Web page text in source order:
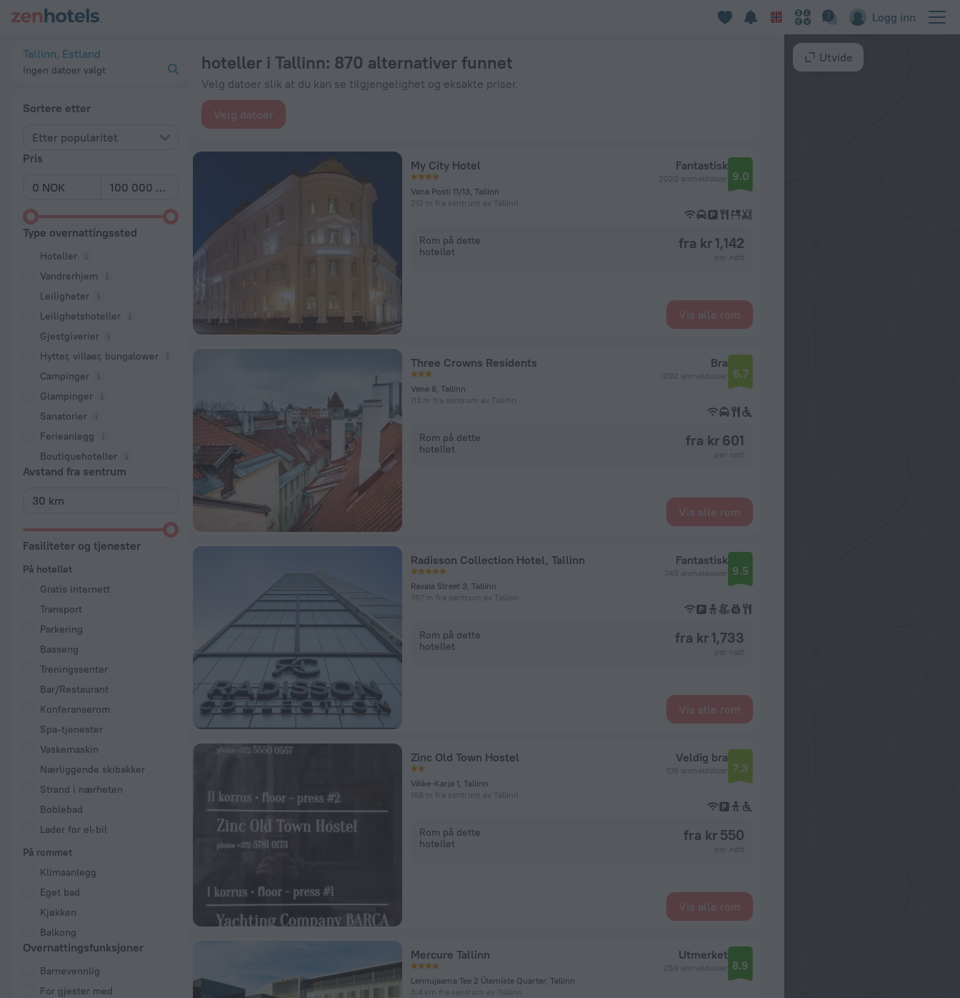
Logg inn
Tallinn, Estland
Ingen datoer valgt
Sortere etter
Etter popularitet
Pris
Type overnattingssted
Hoteller
Vandrerhjem
Leiligheter
Leilighetshoteller
Gjestgiverier
Hytter, villaer, bungalower
Campinger
Glampinger
Sanatorier
Ferieanlegg
Boutiquehoteller
Avstand fra sentrum
Fasiliteter og tjenester
På hotellet
Gratis internett
Transport
Parkering
Basseng
Treningssenter
Bar/Restaurant
Konferanserom
Spa-tjenester
Vaskemaskin
Nærliggende skibakker
Strand i nærheten
Boblebad
Lader for el-bil
På rommet
Klimaanlegg
Eget bad
Kjøkken
Balkong
Overnattingsfunksjoner
Barnevennlig
For gjester med
hoteller i Tallinn: 870 alternativer funnet
Velg datoer slik at du kan se tilgjengelighet og eksakte priser.
Velg datoer
My City Hotel
Vana Posti 11/13, Tallinn
212 m fra sentrum av Tallinn
Fantastisk
2020 anmeldelser 9.0
Rom på dette
hotellet
fra kr 1,142
Vis alle rom
Three Crowns Residents
Vene 8, Tallinn
113 m fra sentrum av Tallinn
Bra
1092 anmeldelser 6.7
Rom på dette
hotellet
fra kr 601
Vis alle rom
Radisson Collection Hotel, Tallinn
Ravala Street 3, Tallinn
797 m fra sentrum av Tallinn
Fantastisk
743 anmeldelser 9.5
Rom på dette
hotellet
fra kr 1,733
Vis alle rom
Zinc Old Town Hostel
Väike-Karja 1, Tallinn
168 m fra sentrum av Tallinn
Veldig bra
109 anmeldelser 7.3
Rom på dette
hotellet
fra kr 550
Vis alle rom
Mercure Tallinn
Lennujaama Tee 2 Ülemiste Quarter, Tallinn
3.4 km fra sentrum av Tallinn
Utmerket
259 anmeldelser 8.9
Utvide
De 20 beste hoteller i Tallinn 2026 fra kr 428 - Bestill nå på ZenHotels.com